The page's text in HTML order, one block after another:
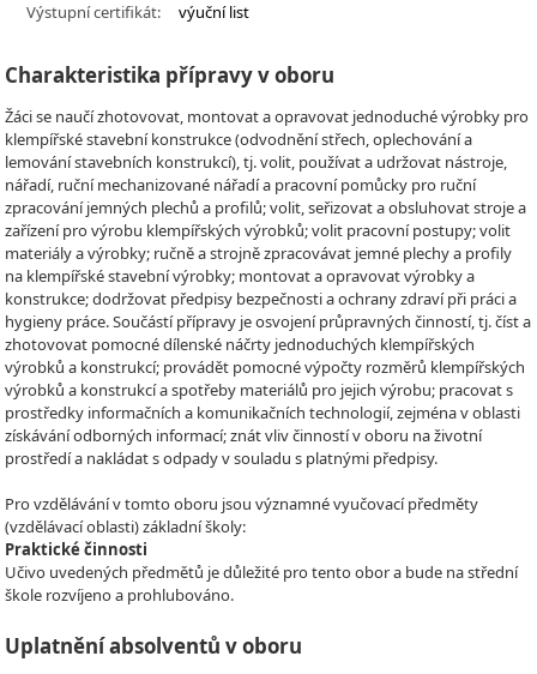
Výstupní certifikát:
výuční list
Charakteristika přípravy v oboru
Žáci se naučí zhotovovat, montovat a opravovat jednoduché výrobky pro
klempířské stavební konstrukce (odvodnění střech, oplechování a
lemování stavebních konstrukcí), tj. volit, používat a udržovat nástroje,
nářadí, ruční mechanizované nářadí a pracovní pomůcky pro ruční
zpracování jemných plechů a profilů; volit, seřizovat a obsluhovat stroje a
zařízení pro výrobu klempířských výrobků; volit pracovní postupy; volit
materiály a výrobky; ručně a strojně zpracovávat jemné plechy a profily
na klempířské stavební výrobky; montovat a opravovat výrobky a
konstrukce; dodržovat předpisy bezpečnosti a ochrany zdraví při práci a
hygieny práce. Součástí přípravy je osvojení průpravných činností, tj. číst a
zhotovovat pomocné dílenské náčrty jednoduchých klempířských
výrobků a konstrukcí; provádět pomocné výpočty rozměrů klempířských
výrobků a konstrukcí a spotřeby materiálů pro jejich výrobu; pracovat s
prostředky informačních a komunikačních technologií, zejména v oblasti
získávání odborných informací; znát vliv činností v oboru na životní
prostředí a nakládat s odpady v souladu s platnými předpisy.
Pro vzdělávání v tomto oboru jsou významné vyučovací předměty
(vzdělávací oblasti) základní školy:
Praktické činnosti
Učivo uvedených předmětů je důležité pro tento obor a bude na střední
škole rozvíjeno a prohlubováno.
Uplatnění absolventů v oboru